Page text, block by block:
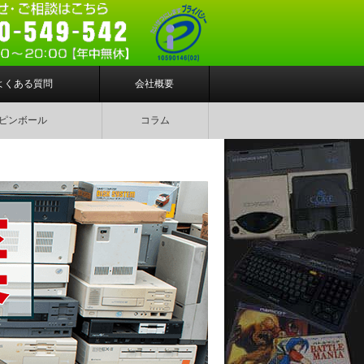
くある質問 会社概要
ンボール コラム